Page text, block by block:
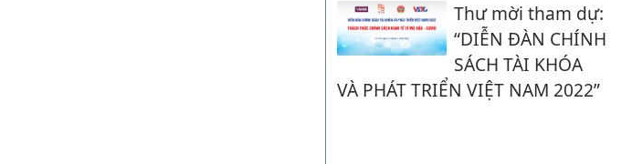
Thư mời tham dự:
“DIỄN ĐÀN CHÍNH
SÁCH TÀI KHÓA
VÀ PHÁT TRIỂN VIỆT NAM 2022”